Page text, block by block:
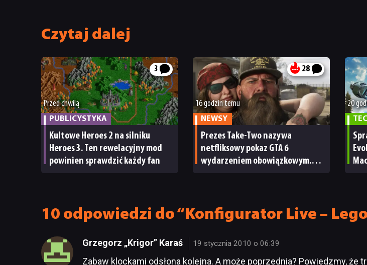
Czytaj dalej
3
Przed chwilą
PUBLICYSTYKA
Kultowe Heroes 2 na silniku
Heroes 3. Ten rewelacyjny mod
powinien sprawdzić każdy fan
28
16 godzin temu
NEWSY
Prezes Take-Two nazywa
netfliksowy pokaz GTA 6
wydarzeniem obowiązkowym.
20
10 odpowiedzi do “Konfigurator Live –
Grzegorz „Krigor” Karaś 19 stycznia 2010 o 06:39
Zabaw klockami odsłona kolejna. A może poprzednia? Powiedzmy,